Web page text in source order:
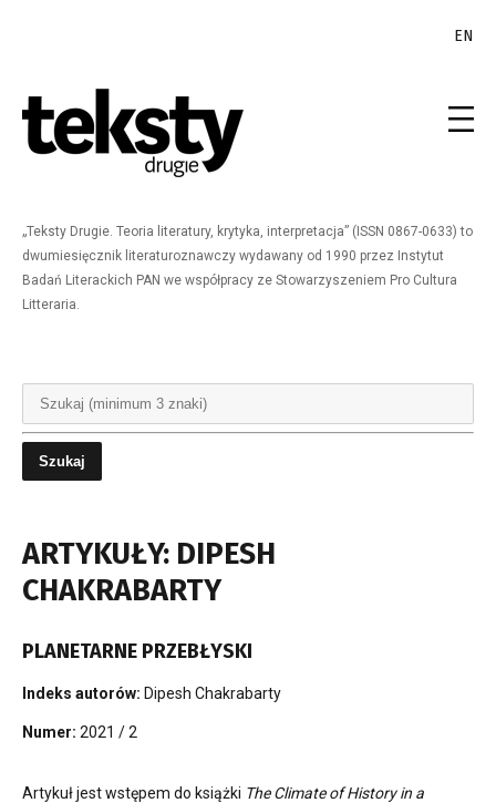
EN
„Teksty Drugie. Teoria literatury, krytyka, interpretacja” (ISSN 0867-0633) to
dwumiesięcznik literaturoznawczy wydawany od 1990 przez Instytut
Badań Literackich PAN we współpracy ze Stowarzyszeniem Pro Cultura
Litteraria.
ARTYKUŁY: DIPESH
CHAKRABARTY
PLANETARNE PRZEBŁYSKI
Indeks autorów: Dipesh Chakrabarty
Numer: 2021 / 2
Artykuł jest wstępem do książki The Climate of History in a